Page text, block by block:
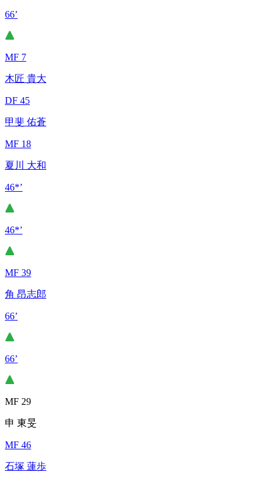
66’
MF 7
木匠 貴大
DF 45
甲斐 佑蒼
MF 18
夏川 大和
46*’
46*’
MF 39
角 昂志郎
66’
66’
MF 29
申 東旻
MF 46
石塚 蓮歩